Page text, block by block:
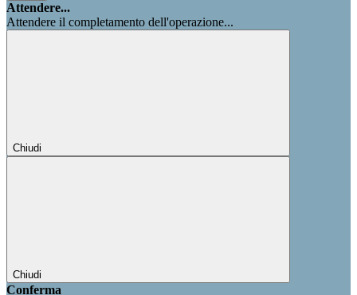
Attendere...
Attendere il completamento dell'operazione...
Chiudi
Chiudi
Conferma